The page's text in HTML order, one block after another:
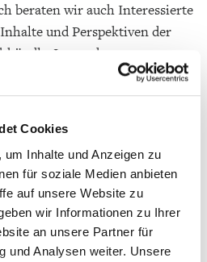
Cookies
Inhalte und Anzeigen zu
für soziale Medien anbieten
auf unsere Website zu
wir Informationen zu Ihrer
an unsere Partner für
und Analysen weiter. Unsere
beraten wir auch Interessierte
und Perspektiven der
und
steht Ihnen als
Eine Übersicht der
der Industrie - und
ist ebenfalls verfügbar: